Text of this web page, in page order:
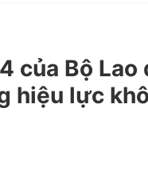
của Bộ Lao
hiệu lực